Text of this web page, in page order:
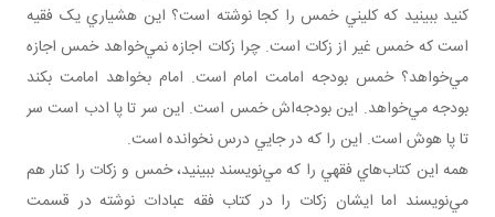
کنيد ببينيد که کليني خمس را کجا نوشته است؟ اين هشياري يک فقيه
است که خمس غير از زکات است. چرا زکات اجازه نمي‌خواهد خمس اجازه
مي‌خواهد؟ خمس بودجه امامت امام است. امام بخواهد امامت بکند
بودجه مي‌خواهد. اين بودجه‌اش خمس است. اين سر تا پا ادب است سر
تا پا هوش است. اين را که در جايي درس نخوانده است.
همه اين کتاب‌هاي فقهي را که مي‌نويسند ببينيد، خمس و زکات را کنار هم
مي‌نويسند اما ايشان زکات را در کتاب فقه عبادات نوشته در قسمت